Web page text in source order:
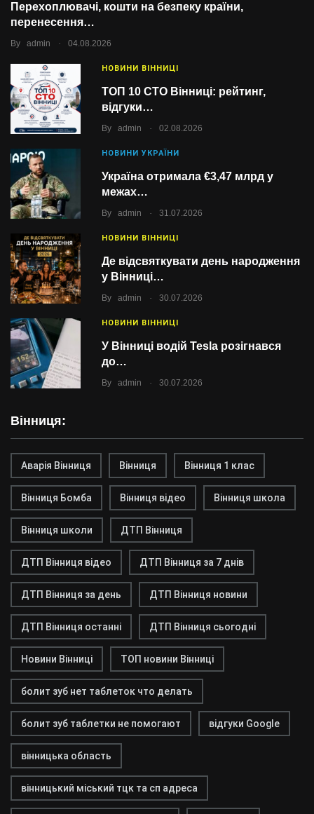
Перехоплювачі, кошти на безпеку країни,
перенесення…
By admin . 04.08.2026
НОВИНИ ВІННИЦІ
ТОП 10 СТО Вінниці: рейтинг,
відгуки…
By admin . 02.08.2026
НОВИНИ УКРАЇНИ
Україна отримала €3,47 млрд у
межах…
By admin . 31.07.2026
НОВИНИ ВІННИЦІ
Де відсвяткувати день народження
у Вінниці…
By admin . 30.07.2026
НОВИНИ ВІННИЦІ
У Вінниці водій Tesla розігнався
до…
By admin . 30.07.2026
Вінниця:
Аварія Вінниця Вінниця Вінниця 1 клас
Вінниця Бомба Вінниця відео Вінниця школа
Вінниця школи ДТП Вінниця
ДТП Вінниця відео ДТП Вінниця за 7 днів
ДТП Вінниця за день ДТП Вінниця новини
ДТП Вінниця останні ДТП Вінниця сьогодні
Новини Вінниці ТОП новини Вінниці
болит зуб нет таблеток что делать
болит зуб таблетки не помогают відгуки Google
вінницька область
вінницький міський тцк та сп адреса